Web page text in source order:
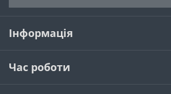
Інформація
Час роботи